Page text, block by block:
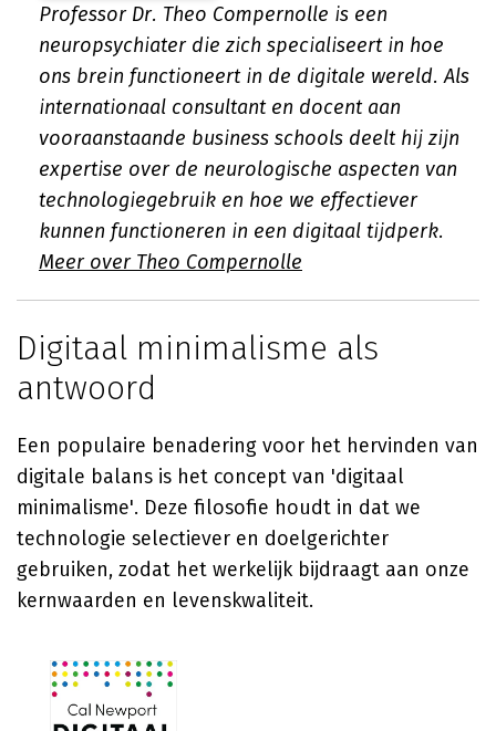
Professor Dr. Theo Compernolle is een
neuropsychiater die zich specialiseert in hoe
ons brein functioneert in de digitale wereld. Als
internationaal consultant en docent aan
vooraanstaande business schools deelt hij zijn
expertise over de neurologische aspecten van
technologiegebruik en hoe we effectiever
kunnen functioneren in een digitaal tijdperk.
Meer over Theo Compernolle
Digitaal minimalisme als
antwoord
Een populaire benadering voor het hervinden van
digitale balans is het concept van 'digitaal
minimalisme'. Deze filosofie houdt in dat we
technologie selectiever en doelgerichter
gebruiken, zodat het werkelijk bijdraagt aan onze
kernwaarden en levenskwaliteit.